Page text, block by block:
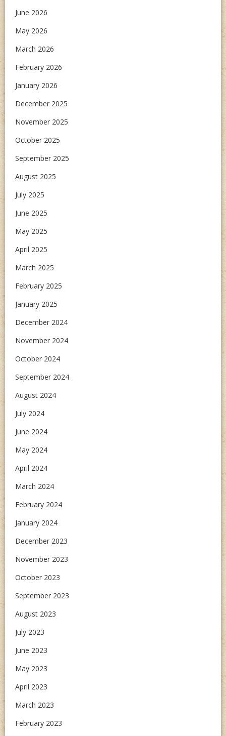
June 2026
May 2026
March 2026
February 2026
January 2026
December 2025
November 2025
October 2025
September 2025
August 2025
July 2025
June 2025
May 2025
April 2025
March 2025
February 2025
January 2025
December 2024
November 2024
October 2024
September 2024
August 2024
July 2024
June 2024
May 2024
April 2024
March 2024
February 2024
January 2024
December 2023
November 2023
October 2023
September 2023
August 2023
July 2023
June 2023
May 2023
April 2023
March 2023
February 2023